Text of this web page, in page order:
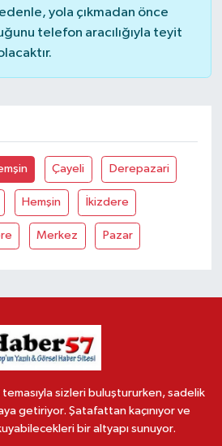
yola çıkmadan önce
telefon aracılığıyla teyit
Çayeli Derepazari
Hemşin İkizdere
Merkez Pazar
sizleri buluştururken, sadelik
getiriyor. Şatafattan kaçınıyor ve
bir altyapı sunuyor.